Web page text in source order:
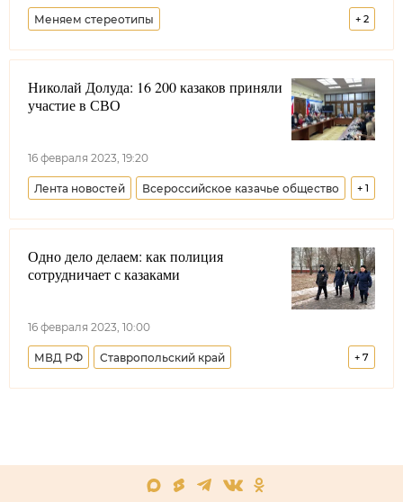
+ 2
Меняем стереотипы
Терское войсковое казачье общество Россия
Николай Долуда: 16 200 казаков приняли
участие в СВО
16 февраля 2023, 19:20
+ 1
Лента новостей Всероссийское казачье общество
Николай Долуда
Одно дело делаем: как полиция
сотрудничает с казаками
16 февраля 2023, 10:00
+ 7
МВД РФ Ставропольский край
Брянская область Курская область
Лента новостей